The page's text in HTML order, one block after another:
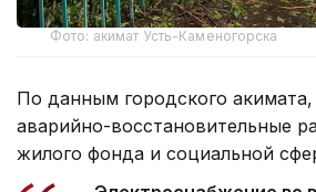
Фото: акимат Усть-Каменогорска
По данным городского
аварийно-восстановительные
жилого фонда и социальной